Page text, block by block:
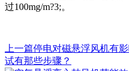
过100mg/m?3;。
上一篇停电对磁悬浮风机有影
试有那些步骤？